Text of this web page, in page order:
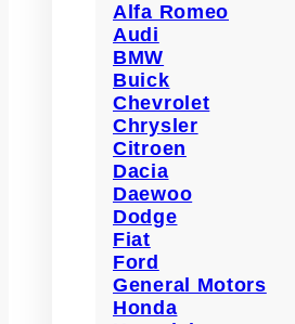
Alfa Romeo
Audi
BMW
Buick
Chevrolet
Chrysler
Citroen
Dacia
Daewoo
Dodge
Fiat
Ford
General Motors
Honda